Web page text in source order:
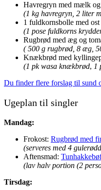
Havregryn med mælk
(1 kg havregryn, 2 liter
1 fuldkornsbolle med
(1 pose fuldkorns
Rugbrød med æg og
( 500 g rugbrød, 8 æg,
Knækbrød med
(1 pk wasa knækbrød, 1
Du finder flere forslag til sund
Ugeplan til singler
Mandag:
Frokost: Rugbrød med
(serveres med 4
Aftensmad:
(lav halv portion (2
Tirsdag: